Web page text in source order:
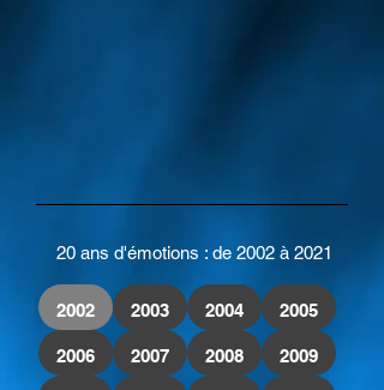
20 ans d'émotions : de 2002 à 2021
2002 2003 2004 2005
2006 2007 2008 2009